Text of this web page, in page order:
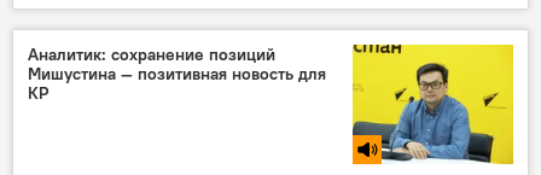
Пресс-анонс
Азербайджан
Аналитик: сохранение позиций
Мишустина — позитивная новость для
КР